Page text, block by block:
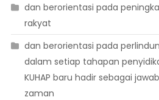
dan berorientasi pada
rakyat
dan berorientasi pada
dalam setiap tahapan
KUHAP baru hadir sebagai
zaman